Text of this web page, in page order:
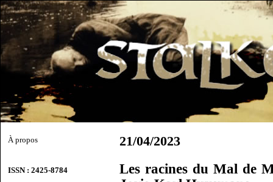
À propos
ISSN : 2425-8784
21/04/2023
Les racines du Mal de